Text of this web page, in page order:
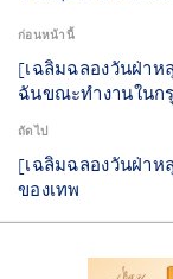
ก่อนหน้านี้
[เฉลิมฉลองวันฝ่า
ฉันขณะทำงานในก
ถัดไป
[เฉลิมฉลองวันฝ่า
ของเทพ